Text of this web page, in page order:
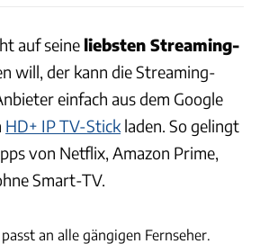
auf seine liebsten Streaming-
will, der kann die Streaming-
einfach aus dem Google
HD+ IP TV-Stick laden. So gelingt
von Netflix, Amazon Prime,
Smart-TV.
an alle gängigen Fernseher.